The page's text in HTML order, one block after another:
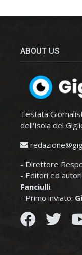
ABOUT US
Testata
dell'Isola del
- Direttore
- Editori ed
Fanciulli.
- Primo inviato: